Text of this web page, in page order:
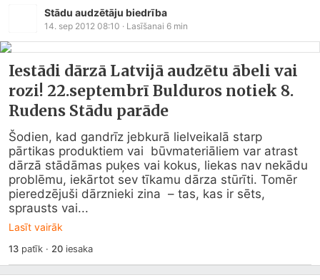
Stādu audzētāju biedrība
14. sep 2012 08:10 · Lasīšanai 6 min
Iestādi dārzā Latvijā audzētu ābeli vai
rozi! 22.septembrī Bulduros notiek 8.
Rudens Stādu parāde
Šodien, kad gandrīz jebkurā lielveikalā starp
pārtikas produktiem vai  būvmateriāliem var atrast
dārzā stādāmas puķes vai kokus, liekas nav nekādu
problēmu, iekārtot sev tīkamu dārza stūrīti. Tomēr
pieredzējuši dārznieki zina  – tas, kas ir sēts,
sprausts vai...
Lasīt vairāk
13patīk · 20iesaka